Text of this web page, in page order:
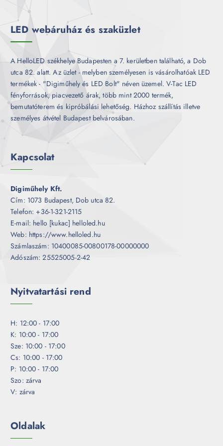
LED webáruház és szaküzlet
A HelloLED székhelye Budapesten a 7. kerületben található, a Dob
utca 82. alatt. Az üzlet - melyben személyesen is vásárolhatóak LED
termékek - "Digiműhely és LED Bolt" néven üzemel. V-Tac LED
fényforrások, piacvezető árak, több mint 2000 termék,
bemutatóterem és kipróbálási lehetőség. Házhoz szállítás illetve
személyes átvétel Budapest belvárosában.
Kapcsolat
Digiműhely Kft.
Cím: 1073 Budapest, Dob utca 82.
Telefon: +36-1-321-2115
E-mail: hello [kukac] helloled.hu
Web: https://www.helloled.hu
Számlaszám: 10400085-00800178-00000000
Adószám: 25525005-2-42
Nyitvatartási rend
H: 12:00 - 17:00
K: 10:00 - 17:00
Sze: 10:00 - 17:00
Cs: 10:00 - 17:00
P: 10:00 - 17:00
Szo: zárva
V: zárva
Oldalak